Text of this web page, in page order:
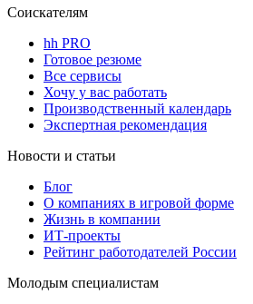
Соискателям
hh PRO
Готовое резюме
Все сервисы
Хочу у вас работать
Производственный календарь
Экспертная рекомендация
Новости и статьи
Блог
О компаниях в игровой форме
Жизнь в компании
ИТ-проекты
Рейтинг работодателей России
Молодым специалистам